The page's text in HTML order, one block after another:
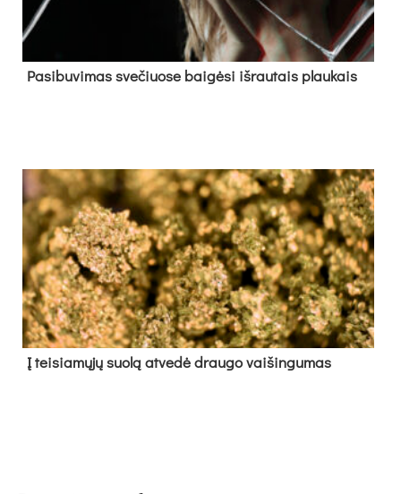
Pa­si­bu­vi­mas sve­čiuo­se bai­gė­si iš­rau­tais plau­kais
Į tei­sia­mų­jų suo­lą at­ve­dė drau­go vai­šin­gu­mas